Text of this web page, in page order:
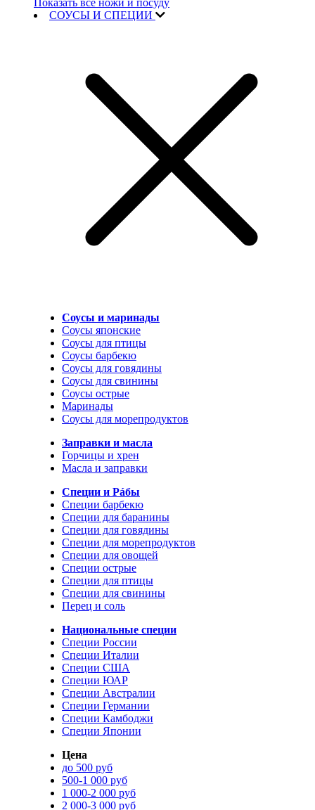
Показать все ножи и посуду
СОУСЫ И СПЕЦИИ
Соусы и маринады
Соусы японские
Соусы для птицы
Соусы барбекю
Соусы для говядины
Соусы для свинины
Соусы острые
Маринады
Соусы для морепродуктов
Заправки и масла
Горчицы и хрен
Масла и заправки
Специи и Рáбы
Специи барбекю
Специи для баранины
Специи для говядины
Специи для морепродуктов
Специи для овощей
Специи острые
Специи для птицы
Специи для свинины
Перец и соль
Национальные специи
Специи России
Специи Италии
Специи США
Специи ЮАР
Специи Австралии
Специи Германии
Специи Камбоджи
Специи Японии
Цена
до 500 руб
500-1 000 руб
1 000-2 000 руб
2 000-3 000 руб